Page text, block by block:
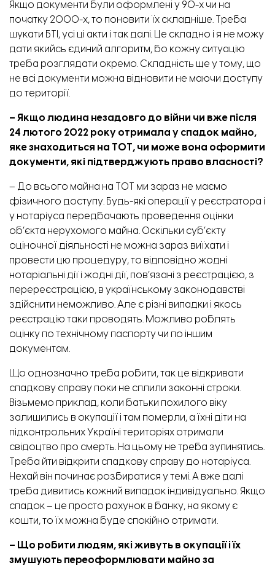
Якщо документи були оформлені у 90-х чи на
початку 2000-х, то поновити їх складніше. Треба
шукати БТІ, усі ці акти і так далі. Це складно і я не можу
дати якийсь єдиний алгоритм, бо кожну ситуацію
треба розглядати окремо. Складність ще у тому, що
не всі документи можна відновити не маючи доступу
до території.
– Якщо людина незадовго до війни чи вже після
24 лютого 2022 року отримала у спадок майно,
яке знаходиться на ТОТ, чи може вона оформити
документи, які підтверджують право власності?
– До всього майна на ТОТ ми зараз не маємо
фізичного доступу. Будь-які операції у реєстратора і
у нотаріуса передбачають проведення оцінки
об’єкта нерухомого майна. Оскільки суб’єкту
оціночної діяльності не можна зараз виїхати і
провести цю процедуру, то відповідно жодні
нотаріальні дії і жодні дії, пов’язані з реєстрацією, з
перереєстрацією, в українському законодавстві
здійснити неможливо. Але є різні випадки і якось
реєстрацію таки проводять. Можливо роблять
оцінку по технічному паспорту чи по іншим
документам.
Що однозначно треба робити, так це відкривати
спадкову справу поки не сплили законні строки.
Візьмемо приклад, коли батьки похилого віку
залишились в окупації і там померли, а їхні діти на
підконтрольних Україні територіях отримали
свідоцтво про смерть. На цьому не треба зупинятись.
Треба йти відкрити спадкову справу до нотаріуса.
Нехай він починає розбиратися у темі. А вже далі
треба дивитись кожний випадок індивідуально. Якщо
спадок – це просто рахунок в банку, на якому є
кошти, то їх можна буде спокійно отримати.
– Що робити людям, які живуть в окупації і їх
змушують переоформлювати майно за